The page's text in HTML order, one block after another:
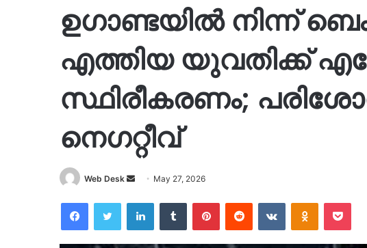
ഉഗാണ്ടയിൽ നിന്ന്
എത്തിയ യുവതിക്ക്
സ്ഥിരീകരണം;
നെഗറ്റീവ്
Web Desk
Send
email
May 27, 2026
FacebookTwitter LinkedInTumblr PinterestReddit VKontakte